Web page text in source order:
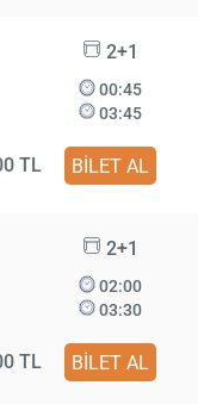
2+1
00:45
03:45
TL BİLET AL
2+1
02:00
03:30
TL BİLET AL